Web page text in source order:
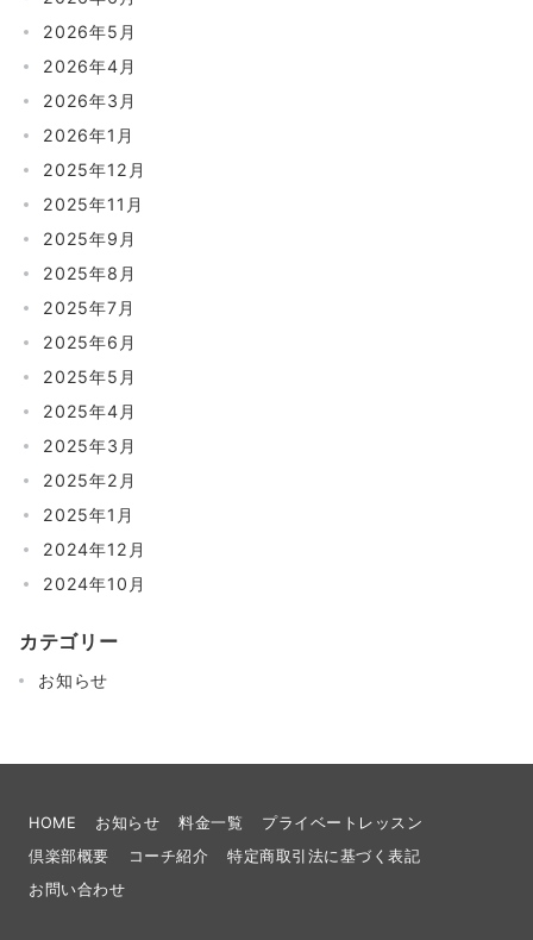
2026年5月
2026年4月
2026年3月
2026年1月
2025年12月
2025年11月
2025年9月
2025年8月
2025年7月
2025年6月
2025年5月
2025年4月
2025年3月
2025年2月
2025年1月
2024年12月
2024年10月
カテゴリー
お知らせ
HOME お知らせ 料金一覧
プライベートレッスン
倶楽部概要
コーチ紹介
​特定商取引法に基づく表記
お問い合わせ